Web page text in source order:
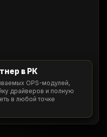
в РК
OPS-модулей,
драйверов и полную
в любой точке